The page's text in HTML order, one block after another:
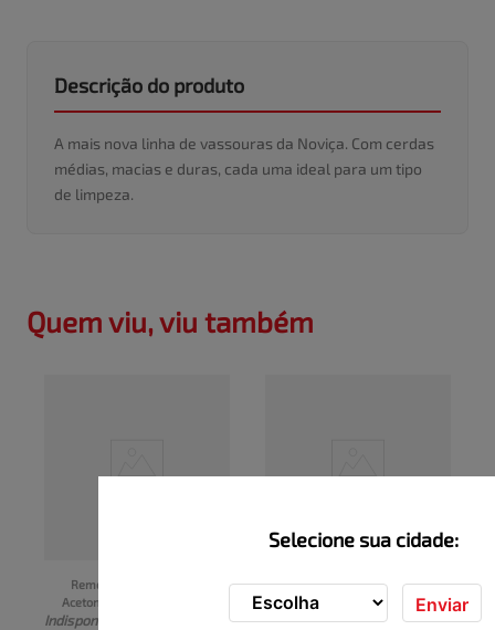
Selecione sua cidade:
Enviar
Descrição do produto
A mais nova linha de vassouras da Noviça. Com cerdas
médias, macias e duras, cada uma ideal para um tipo
de limpeza.
Quem viu, viu também
Removedor á base de
Acetona Farmax Frasco
100ml
Indisponível
Gel Higienizante
GIOVANNA BABY Esferas
Hidratantes e Vitamina
Indisponível